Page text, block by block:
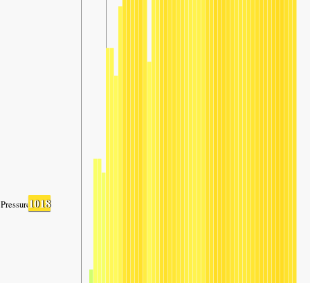
Pressure1018